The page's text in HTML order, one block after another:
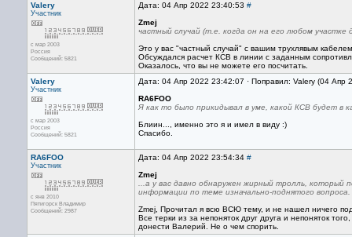
Valery
Участник
с мар 2003
Россия
Сообщений: 5821
Дата: 04 Апр 2022 23:40:53 #
Zmej
частный случай (т.е. когда он на его любом участке
Это у вас "частный случай" с вашим трухлявым
Обсуждался расчет КСВ в линии с заданным
Оказалось, что вы не можете его посчитать.
Valery
Участник
с мар 2003
Россия
Сообщений: 5821
Дата: 04 Апр 2022 23:42:07 · Поправил: Valery (04 Апр
RA6FOO
Я как то было прикидывал в уме, какой КСВ будет в
Блиин..., именно это я и имел в виду :)
Спасибо.
RA6FOO
Участник
с янв 2010
Пятигорск Владимир
Сообщений: 2987
Дата: 04 Апр 2022 23:54:34 #
Zmej
...а у вас давно обнаружен жирный тролль,
информации по теме изначально-поднятого вопроса.
Zmej, Прочитал я всю ВСЮ тему, и не нашел ничего
Все терки из за непоняток друг друга и непоняток
донести Валерий. Не о чем спорить.